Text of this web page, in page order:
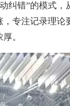
纠错”的模式，
专注记录理论
。